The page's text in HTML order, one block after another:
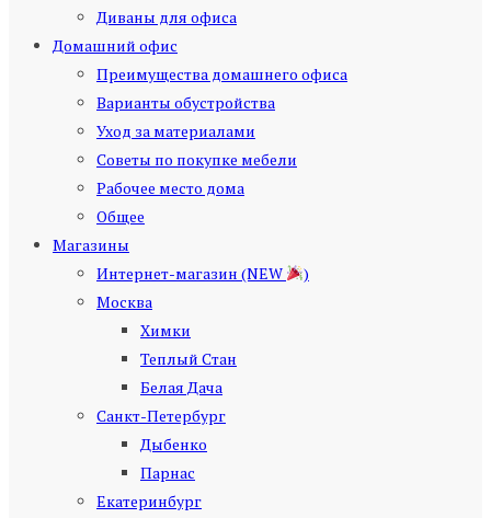
Диваны для офиса
Домашний офис
Преимущества домашнего офиса
Варианты обустройства
Уход за материалами
Советы по покупке мебели
Рабочее место дома
Общее
Магазины
Интернет-магазин (NEW
)
Москва
Химки
Теплый Стан
Белая Дача
Санкт-Петербург
Дыбенко
Парнас
Екатеринбург